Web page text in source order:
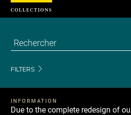
FILTERS
INFORMATION
Due to the complete redesign of
Cookies management panel